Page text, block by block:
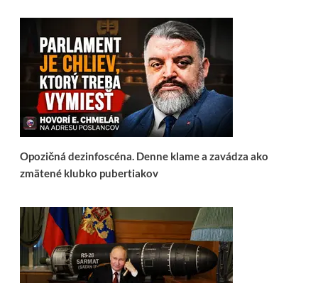
Opozičná dezinfoscéna. Denne klame a zavádza ako
zmätené klubko pubertiakov